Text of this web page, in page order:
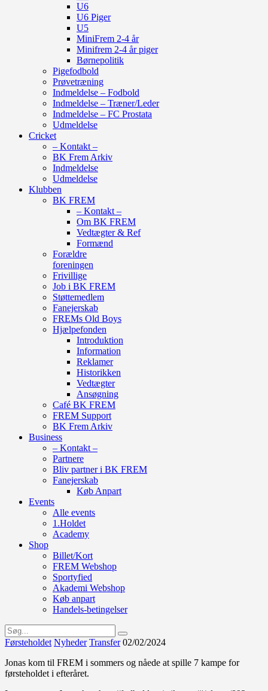
U6
U6 Piger
U5
MiniFrem 2-4 år
Minifrem 2-4 år piger
Børnepolitik
Pigefodbold
Prøvetræning
Indmeldelse – Fodbold
Indmeldelse – Træner/Leder
Indmeldelse – FC Prostata
Udmeldelse
Cricket
– Kontakt –
BK Frem Arkiv
Indmeldelse
Udmeldelse
Klubben
BK FREM
– Kontakt –
Om BK FREM
Vedtægter & Ref
Formænd
Forældre
foreningen
Frivillige
Job i BK FREM
Støttemedlem
Fanejerskab
FREMs Old Boys
Hjælpefonden
Introduktion
Information
Reklamer
Historikken
Vedtægter
Ansøgning
Café BK FREM
FREM Support
BK Frem Arkiv
Business
– Kontakt –
Partnere
Bliv partner i BK FREM
Fanejerskab
Køb Anpart
Events
Alle events
1.Holdet
Academy
Shop
Billet/Kort
FREM Webshop
Sportyfied
Akademi Webshop
Køb anpart
Handels-betingelser
Førsteholdet Nyheder Transfer 02/02/2024
Jonas kom til FREM i sommers og nåede at spille 7 kampe for
førsteholdet i efteråret.